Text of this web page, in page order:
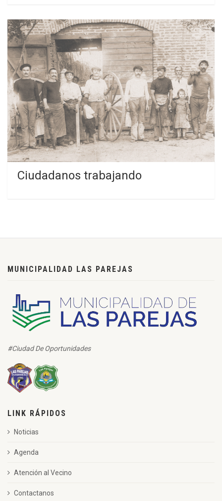
Ciudadanos trabajando
MUNICIPALIDAD LAS PAREJAS
#Ciudad De Oportunidades
LINK RÁPIDOS
Noticias
Agenda
Atención al Vecino
Contactanos